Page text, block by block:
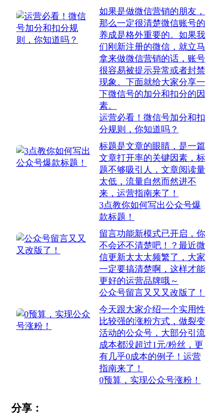
如果是做微信营销的朋友，
那么一定很清楚微信账号的
养成是格外重要的。如果我
们刚新注册的微信，就立马
拿来做微信营销的话，账号
很容易被提示异常或者封禁
现象。下面就给大家分享一
下微信号的加分和扣分的因
素。
运营必看！微信号加分和扣
分规则，你知道吗？
标题是文章的眼睛，是一篇
文章打开率的关键因素，标
题不够吸引人，文章阅读量
太低，流量自然而然进不
来，运营指南来了！
3点教你如何写出公众号爆
款标题！
留言功能新模式已开启，你
不会还不清楚吧！？最近微
信更新太太太频繁了，大家
一定要搞清楚啊，这样才能
更好的运营品牌哦～
公众号留言又又又改版了！
今天跟大家介绍一个实用性
比较强的涨粉方式，做裂变
活动的公众号，大部分引流
成本都没超过1元/粉丝，更
有几乎0成本的例子！运营
指南来了！
0预算，实现公众号涨粉！
分享：